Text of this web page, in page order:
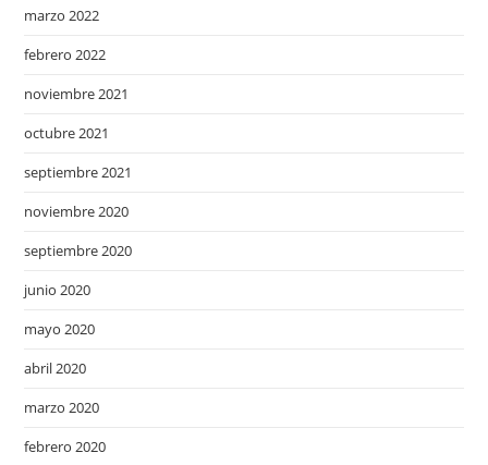
marzo 2022
febrero 2022
noviembre 2021
octubre 2021
septiembre 2021
noviembre 2020
septiembre 2020
junio 2020
mayo 2020
abril 2020
marzo 2020
febrero 2020